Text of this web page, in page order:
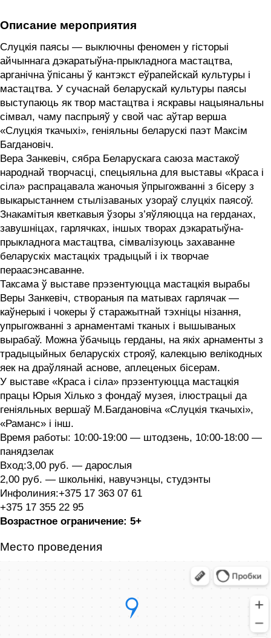
Описание мероприятия
Слуцкія паясы — выключны феномен у гісторыі
айчыннага дэкаратыўна-прыкладнога мастацтва,
арганічна ўпісаны ў кантэкст еўрапейскай культуры і
мастацтва. У сучаснай беларускай культуры паясы
выступаюць як твор мастацтва і яскравы нацыянальны
сімвал, чаму паспрыяў у свой час аўтар верша
«‎Слуцкія ткачыхі», геніяльны беларускі паэт Максім
Багдановіч.
Вера Занкевіч, сябра Беларускага саюза мастакоў
народнай творчасці, спецыяльна для выставы «‎Краса і
сіла» распрацавала жаночыя ўпрыгожванні з бісеру з
выкарыстаннем стылізаваных узораў слуцкіх паясоў.
Знакамітыя кветкавыя ўзоры з’яўляюцца на герданах,
завушніцах, гарлячках, іншых творах дэкаратыўна-
прыкладнога мастацтва, сімвалізуюць захаванне
беларускіх мастацкіх традыцый і іх творчае
пераасэнсаванне.
Таксама ў выставе прэзентуюцца мастацкія вырабы
Веры Занкевіч, створаныя па матывах гарлячак —
каўнерыкі і чокеры ў старажытнай тэхніцы нізання,
упрыгожванні з арнаментамі тканых і вышываных
вырабаў. Можна ўбачыць герданы, на якіх арнаменты з
традыцыйных беларускіх строяў, калекцыю велікодных
яек на драўлянай аснове, аплеценых бісерам.
У выставе «‎Краса і сіла» прэзентуюцца мастацкія
працы Юрыя Хілько з фондаў музея, ілюстрацыі да
геніяльных вершаў М.Багдановіча «‎Слуцкія ткачыхі»,
«Раманс» і інш.
Время работы: 10:00-19:00 — штодзень, 10:00-18:00 —
панядзелак
Вход:3,00 руб. — дарослыя
2,00 руб. — школьнікі, навучэнцы, студэнты
Инфолиния:+375 17 363 07 61
+375 17 355 22 95
Возрастное ограничение: 5+
Место проведения